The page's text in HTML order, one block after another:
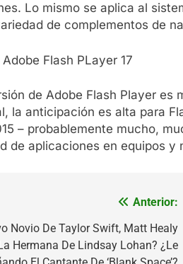
Lo mismo se aplica al
de complementos de
Flash PLayer 17
de Adobe Flash Player es
la anticipación es alta para
– probablemente mucho,
de aplicaciones en equipos y
Anterior:
Novio De Taylor Swift, Matt Healy
Hermana De Lindsay Lohan? ¿Le